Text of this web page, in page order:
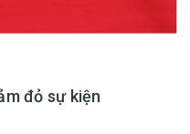
đỏ sự kiện